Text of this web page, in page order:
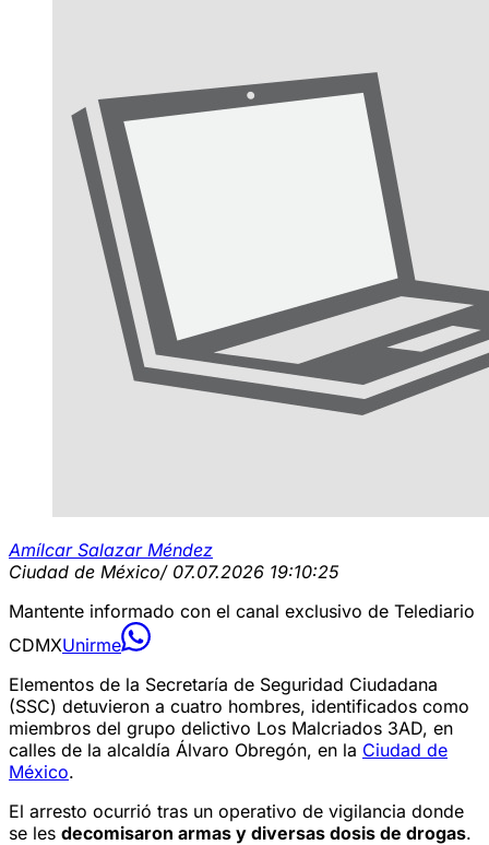
Amílcar Salazar Méndez
Ciudad de México/ 07.07.2026 19:10:25
Mantente informado con el canal exclusivo de Telediario
CDMXUnirme
Elementos de la Secretaría de Seguridad Ciudadana
(SSC) detuvieron a cuatro hombres, identificados como
miembros del grupo delictivo Los Malcriados 3AD, en
calles de la alcaldía Álvaro Obregón, en la Ciudad de
México.
El arresto ocurrió tras un operativo de vigilancia donde
se les decomisaron armas y diversas dosis de drogas.